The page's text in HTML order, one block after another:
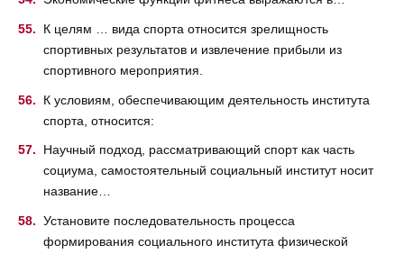
К целям … вида спорта относится зрелищность
спортивных результатов и извлечение прибыли из
спортивного мероприятия.
К условиям, обеспечивающим деятельность института
спорта, относится:
Научный подход, рассматривающий спорт как часть
социума, самостоятельный социальный институт носит
название…
Установите последовательность процесса
формирования социального института физической